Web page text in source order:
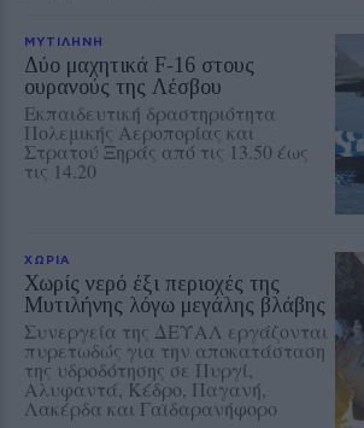
ΜΥΤΙΛΗΝΗ
Δύο μαχητικά F‑16 στους
ουρανούς της Λέσβου
Εκπαιδευτική δραστηριότητα
Πολεμικής Αεροπορίας και
Στρατού Ξηράς από τις 13.50 έως
τις 14.20
ΧΩΡΙΑ
Χωρίς νερό έξι περιοχές της
Μυτιλήνης λόγω μεγάλης βλάβης
Συνεργεία της ΔΕΥΑΛ εργάζονται
πυρετωδώς για την αποκατάσταση
της υδροδότησης σε Πυργί,
Αλυφαντά, Κέδρο, Παγανή,
Λακέρδα και Γαϊδαρανήφορο